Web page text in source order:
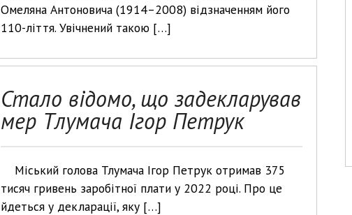
Омеляна Антоновича (1914–2008) відзначенням його
110-ліття. Увічнений такою […]
Стало відомо, що задекларував
мер Тлумача Ігор Петрук
Міський голова Тлумача Ігор Петрук отримав 375
тисяч гривень заробітної плати у 2022 році. Про це
йдеться у декларації, яку […]